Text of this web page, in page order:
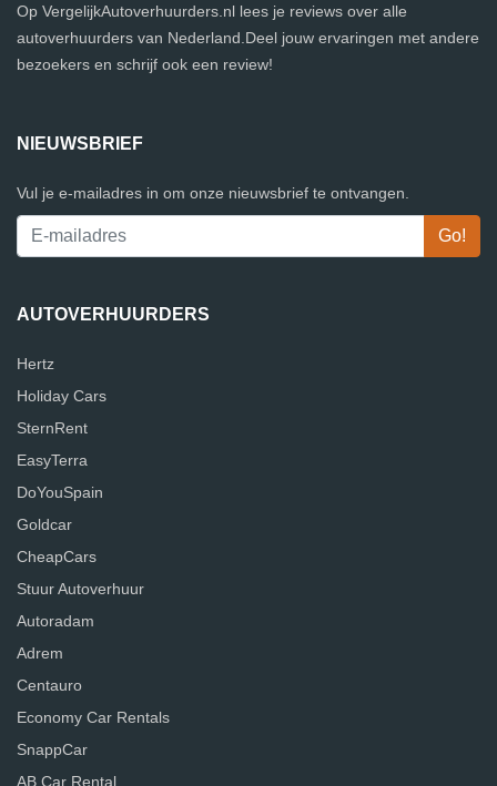
Op VergelijkAutoverhuurders.nl lees je reviews over alle
autoverhuurders van Nederland.Deel jouw ervaringen met andere
bezoekers en schrijf ook een review!
NIEUWSBRIEF
Vul je e-mailadres in om onze nieuwsbrief te ontvangen.
AUTOVERHUURDERS
Hertz
Holiday Cars
SternRent
EasyTerra
DoYouSpain
Goldcar
CheapCars
Stuur Autoverhuur
Autoradam
Adrem
Centauro
Economy Car Rentals
SnappCar
AB Car Rental